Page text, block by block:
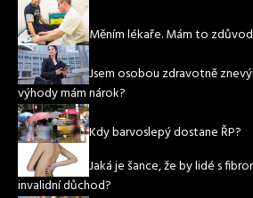
Měním lékaře. Mám to
Jsem osobou zdravotně
výhody mám nárok?
Kdy barvoslepý dostane ŘP?
Jaká je šance, že by lidé s
invalidní důchod?